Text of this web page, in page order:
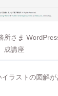
所さま
成講座
ラストの図解が